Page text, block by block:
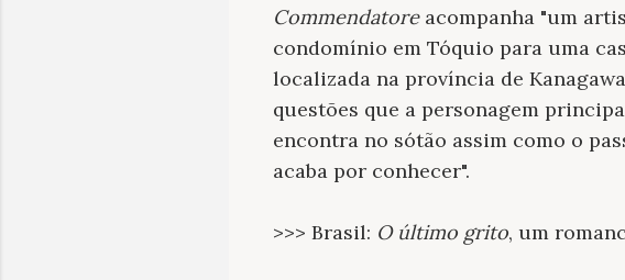
Commendatoreacompanha "um
condomínio em Tóquio para uma
localizada na província de
questões que a personagem
encontra no sótão assim como o
acaba por conhecer".
>>> Brasil: O último grito, um